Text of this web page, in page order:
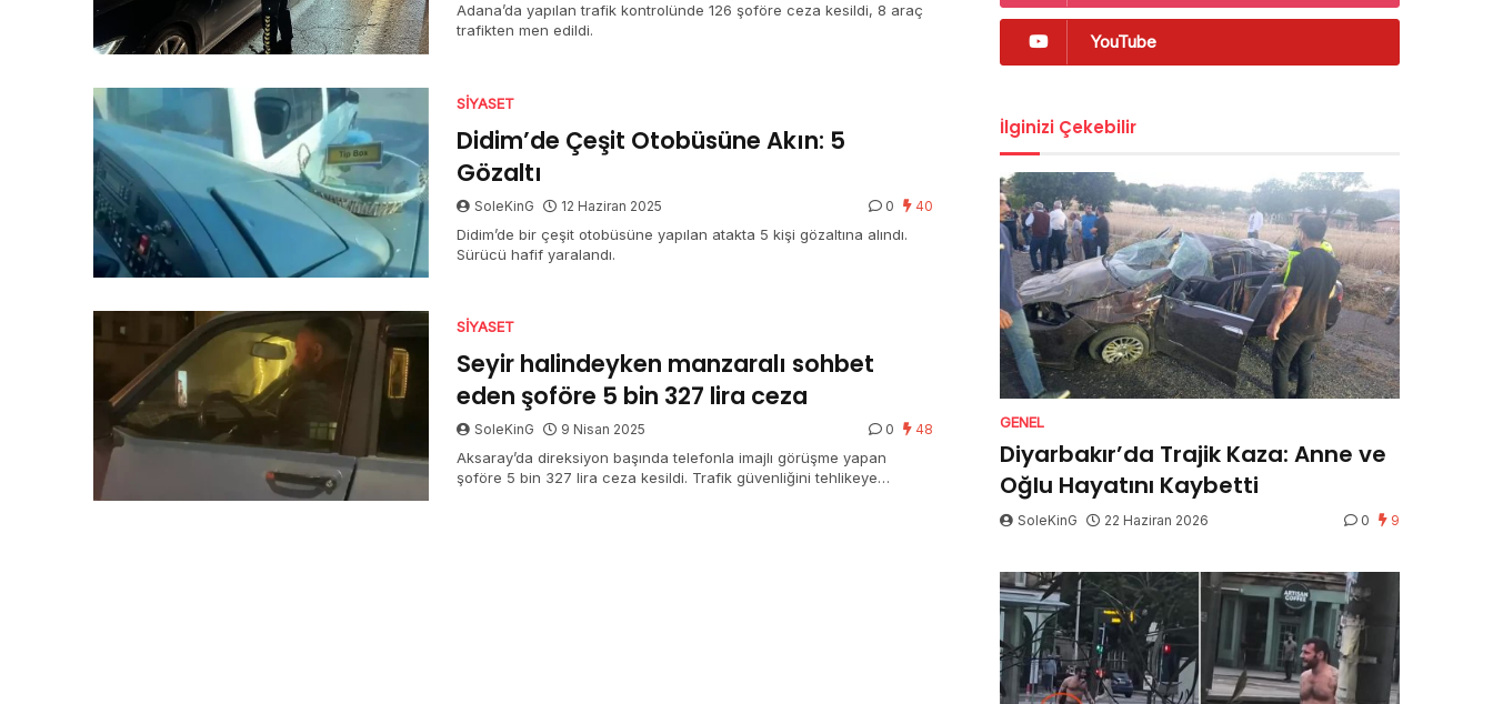
Adana’da yapılan trafik kontrolünde 126 şoföre ceza kesildi, 8 araç
trafikten men edildi.
SIYASET
Didim’de Çeşit Otobüsüne Akın: 5
Gözaltı
SoleKinG 12 Haziran 2025 0 40
Didim’de bir çeşit otobüsüne yapılan atakta 5 kişi gözaltına alındı.
Sürücü hafif yaralandı.
SIYASET
Seyir halindeyken manzaralı sohbet
eden şoföre 5 bin 327 lira ceza
SoleKinG 9 Nisan 2025 0 48
Aksaray’da direksiyon başında telefonla imajlı görüşme yapan
şoföre 5 bin 327 lira ceza kesildi. Trafik güvenliğini tehlikeye
YouTube
İlginizi Çekebilir
GENEL
Diyarbakır’da Trajik Kaza: Anne ve
Oğlu Hayatını Kaybetti
SoleKinG 22 Haziran 2026 0 9